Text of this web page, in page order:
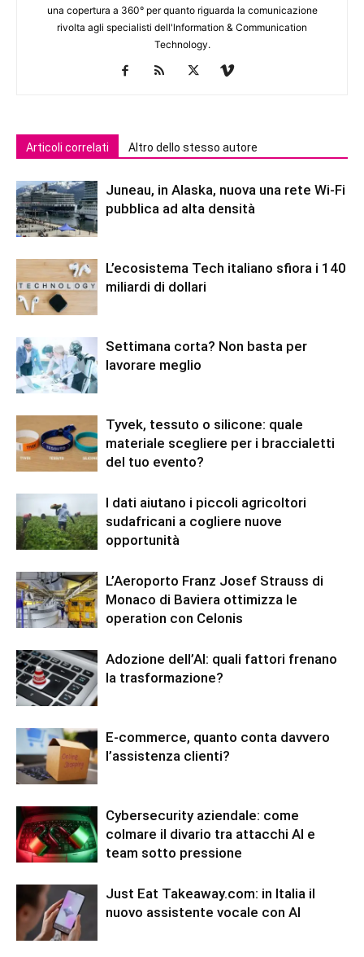
una copertura a 360° per quanto riguarda la comunicazione
rivolta agli specialisti dell'lnformation & Communication
Technology.
Articoli correlati Altro dello stesso autore
Juneau, in Alaska, nuova una rete Wi-Fi
pubblica ad alta densità
L’ecosistema Tech italiano sfiora i 140
miliardi di dollari
Settimana corta? Non basta per
lavorare meglio
Tyvek, tessuto o silicone: quale
materiale scegliere per i braccialetti
del tuo evento?
I dati aiutano i piccoli agricoltori
sudafricani a cogliere nuove
opportunità
L’Aeroporto Franz Josef Strauss di
Monaco di Baviera ottimizza le
operation con Celonis
Adozione dell’AI: quali fattori frenano
la trasformazione?
E-commerce, quanto conta davvero
l’assistenza clienti?
Cybersecurity aziendale: come
colmare il divario tra attacchi AI e
team sotto pressione
Just Eat Takeaway.com: in Italia il
nuovo assistente vocale con AI